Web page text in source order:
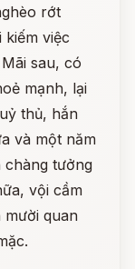
rớt
kiếm việc
sau, có
mạnh, lại
thủ, hắn
và một năm
chàng tưởng
vội cầm
mười quan